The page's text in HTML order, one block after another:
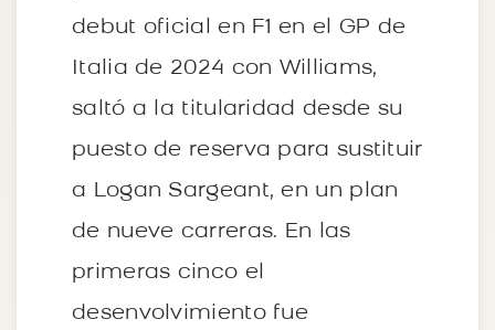
debut oficial en F1 en el GP de
Italia de 2024 con Williams,
saltó a la titularidad desde su
puesto de reserva para sustituir
a Logan Sargeant, en un plan
de nueve carreras. En las
primeras cinco el
desenvolvimiento fue